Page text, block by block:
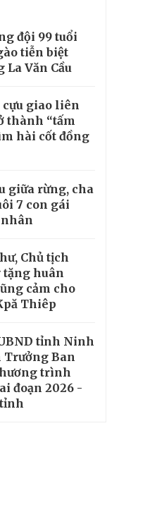
đội 99 tuổi
tiễn biệt
La Văn Cầu
cựu giao liên
thành “tấm
hài cốt đồng
giữa rừng, cha
7 con gái
Chủ tịch
tặng huân
cảm cho
Thiêp
tỉnh Ninh
Ban
trình
đoạn 2026 -